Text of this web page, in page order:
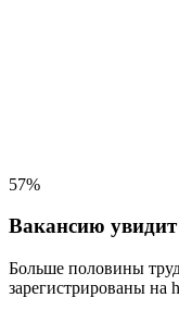
57%
Вакансию
Больше половины
зарегистрированы на